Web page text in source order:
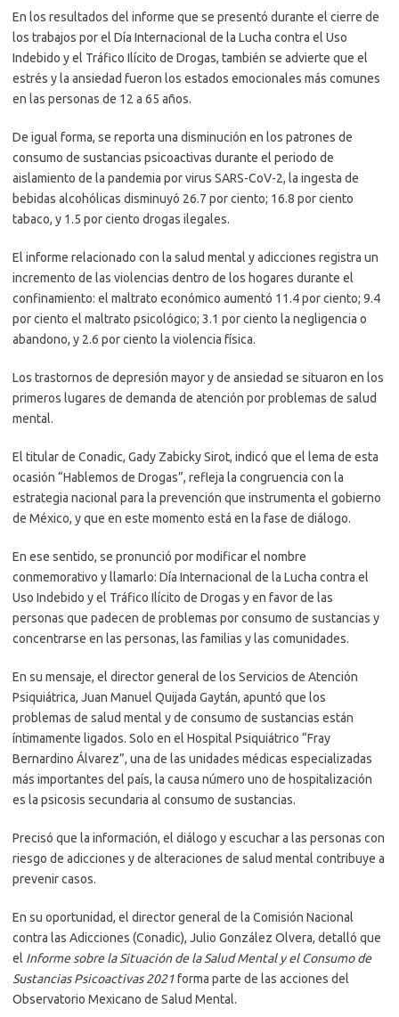
En los resultados del informe que se presentó durante el cierre de
los trabajos por el Día Internacional de la Lucha contra el Uso
Indebido y el Tráfico Ilícito de Drogas, también se advierte que el
estrés y la ansiedad fueron los estados emocionales más comunes
en las personas de 12 a 65 años.
De igual forma, se reporta una disminución en los patrones de
consumo de sustancias psicoactivas durante el periodo de
aislamiento de la pandemia por virus SARS-CoV-2, la ingesta de
bebidas alcohólicas disminuyó 26.7 por ciento; 16.8 por ciento
tabaco, y 1.5 por ciento drogas ilegales.
El informe relacionado con la salud mental y adicciones registra un
incremento de las violencias dentro de los hogares durante el
confinamiento: el maltrato económico aumentó 11.4 por ciento; 9.4
por ciento el maltrato psicológico; 3.1 por ciento la negligencia o
abandono, y 2.6 por ciento la violencia física.
Los trastornos de depresión mayor y de ansiedad se situaron en los
primeros lugares de demanda de atención por problemas de salud
mental.
El titular de Conadic, Gady Zabicky Sirot, indicó que el lema de esta
ocasión “Hablemos de Drogas”, refleja la congruencia con la
estrategia nacional para la prevención que instrumenta el gobierno
de México, y que en este momento está en la fase de diálogo.
En ese sentido, se pronunció por modificar el nombre
conmemorativo y llamarlo: Día Internacional de la Lucha contra el
Uso Indebido y el Tráfico Ilícito de Drogas y en favor de las
personas que padecen de problemas por consumo de sustancias y
concentrarse en las personas, las familias y las comunidades.
En su mensaje, el director general de los Servicios de Atención
Psiquiátrica, Juan Manuel Quijada Gaytán, apuntó que los
problemas de salud mental y de consumo de sustancias están
íntimamente ligados. Solo en el Hospital Psiquiátrico “Fray
Bernardino Álvarez”, una de las unidades médicas especializadas
más importantes del país, la causa número uno de hospitalización
es la psicosis secundaria al consumo de sustancias.
Precisó que la información, el diálogo y escuchar a las personas con
riesgo de adicciones y de alteraciones de salud mental contribuye a
prevenir casos.
En su oportunidad, el director general de la Comisión Nacional
contra las Adicciones (Conadic), Julio González Olvera, detalló que
el Informe sobre la Situación de la Salud Mental y el Consumo de
Sustancias Psicoactivas 2021forma parte de las acciones del
Observatorio Mexicano de Salud Mental.